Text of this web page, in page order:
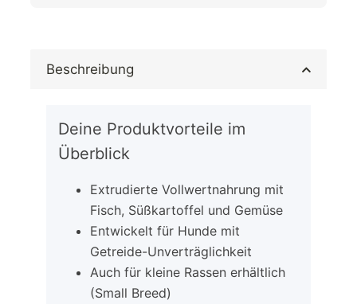
Beschreibung
Deine Produktvorteile im
Überblick
Extrudierte Vollwertnahrung mit
Fisch, Süßkartoffel und Gemüse
Entwickelt für Hunde mit
Getreide-Unverträglichkeit
Auch für kleine Rassen erhältlich
(Small Breed)